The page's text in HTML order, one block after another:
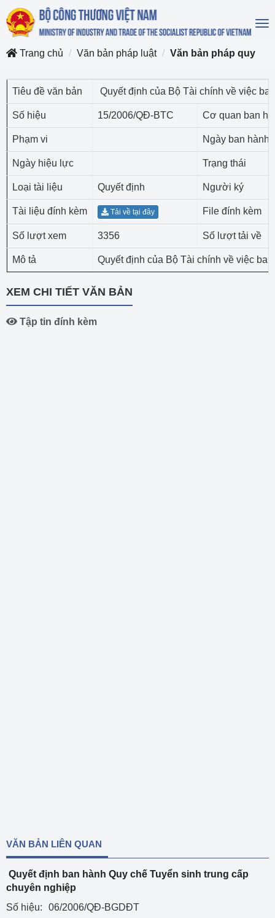
Trang chủ
Văn bản pháp luật Văn bản pháp quy
Tiêu đề văn bản Quyết định của Bộ Tài chính về việc
Số hiệu 15/2006/QĐ-BTC Cơ quan ban
Phạm vi Ngày ban hành
Ngày hiệu lực Trạng thái
Loại tài liệu Quyết định Người ký
Tài liệu đính kèm Tải về tại đây File đính kèm
Số lượt xem 3356 Số lượt tải về
Mô tả Quyết định của Bộ Tài chính về việc
XEM CHI TIẾT VĂN BẢN
Tập tin đính kèm
VĂN BẢN LIÊN QUAN
Quyết định ban hành Quy chế Tuyển sinh trung cấp
chuyên nghiệp
Số hiệu:
06/2006/QĐ-BGDĐT